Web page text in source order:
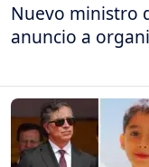
Nuevo ministro
anuncio a